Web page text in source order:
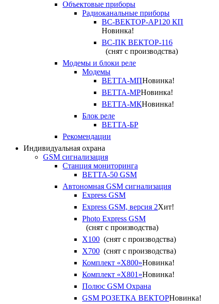
Объектовые приборы
Радиоканальные приборы
ВС-ВЕКТОР-АР120 КП
Новинка!
ВС-ПК ВЕКТОР-116
(снят с производства)
Модемы и блоки реле
Модемы
ВЕТТА-МПНовинка!
ВЕТТА-МРНовинка!
ВЕТТА-МКНовинка!
Блок реле
ВЕТТА-БР
Рекомендации
Индивидуальная охрана
GSM сигнализация
Станция мониторинга
ВЕТТА-50 GSM
Автономная GSM сигнализация
Express GSM
Express GSM, версия 2Хит!
Photo Express GSM
(снят с производства)
X100 (снят с производства)
X700 (снят с производства)
Комплект «X800»Новинка!
Комплект «X801»Новинка!
Полюс GSM Охрана
GSM РОЗЕТКА ВЕКТОРНовинка!